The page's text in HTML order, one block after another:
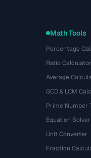
Math Tools
Percentage
Ratio Calculator
Average
GCD & LCM
Prime Number
Equation Solver
Unit Converter
Fraction